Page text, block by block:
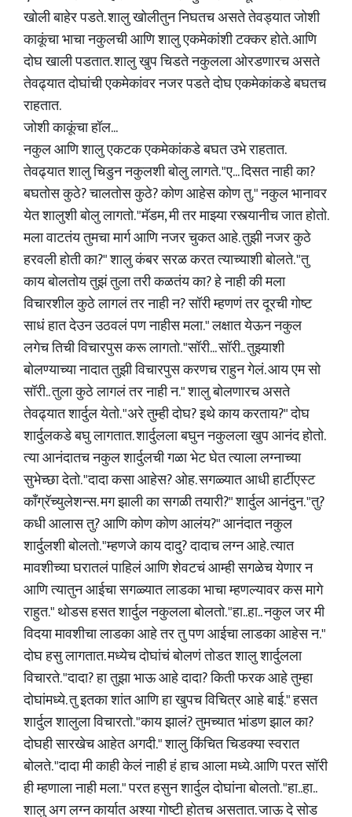
खोली बाहेर पडते. शालु खोलीतुन निघतच असते तेवड्यात जोशी
काकूंचा भाचा नकुलची आणि शालु एकमेकांशी टक्कर होते. आणि
दोघ खाली पडतात. शालु खुप चिडते नकुलला ओरडणारच असते
तेवढ्यात दोघांची एकमेकांवर नजर पडते दोघ एकमेकांकडे बघतच
राहतात.
जोशी काकूंचा हॉल...
नकुल आणि शालु एकटक एकमेकांकडे बघत उभे राहतात.
तेवढ्यात शालु चिडुन नकुलशी बोलु लागते. "ए... दिसत नाही का?
बघतोस कुठे? चालतोस कुठे? कोण आहेस कोण तु." नकुल भानावर
येत शालुशी बोलु लागतो. "मॅडम, मी तर माझ्या रस्त्यानीच जात होतो.
मला वाटतंय तुमचा मार्ग आणि नजर चुकत आहे. तुझी नजर कुठे
हरवली होती का?" शालु कंबर सरळ करत त्याच्याशी बोलते. "तु
काय बोलतोय तुझं तुला तरी कळतंय का? हे नाही की मला
विचारशील कुठे लागलं तर नाही न? सॉरी म्हणणं तर दूरची गोष्ट
साधं हात देउन उठवलं पण नाहीस मला." लक्षात येऊन नकुल
लगेच तिची विचारपुस करू लागतो. "सॉरी... सॉरी.. तुझ्याशी
बोलण्याच्या नादात तुझी विचारपुस करणच राहुन गेलं. आय एम सो
सॉरी.. तुला कुठे लागलं तर नाही न." शालु बोलणारच असते
तेवढ्यात शार्दुल येतो. "अरे तुम्ही दोघ? इथे काय करताय?" दोघ
शार्दुलकडे बघु लागतात. शार्दुलला बघुन नकुलला खुप आनंद होतो.
त्या आनंदातच नकुल शार्दुलची गळा भेट घेत त्याला लग्नाच्या
सुभेच्छा देतो. "दादा कसा आहेस? ओह. सगळ्यात आधी हार्टीएस्ट
काँग्रॅच्युलेशन्स. मग झाली का सगळी तयारी?" शार्दुल आनंदुन. "तु?
कधी आलास तु? आणि कोण कोण आलंय?" आनंदात नकुल
शार्दुलशी बोलतो. "म्हणजे काय दादु? दादाच लग्न आहे. त्यात
मावशीच्या घरातलं पाहिलं आणि शेवटचं आम्ही सगळेच येणार न
आणि त्यातुन आईचा सगळ्यात लाडका भाचा म्हणल्यावर कस मागे
राहुत." थोडस हसत शार्दुल नकुलला बोलतो. "हा..हा.. नकुल जर मी
विदया मावशीचा लाडका आहे तर तु पण आईचा लाडका आहेस न."
दोघ हसु लागतात. मध्येच दोघांचं बोलणं तोडत शालु शार्दुलला
विचारते. "दादा? हा तुझा भाऊ आहे दादा? किती फरक आहे तुम्हा
दोघांमध्ये. तु इतका शांत आणि हा खुपच विचित्र आहे बाई." हसत
शार्दुल शालुला विचारतो. "काय झालं? तुमच्यात भांडण झाल का?
दोघही सारखेच आहेत अगदी." शालु किंचित चिडक्या स्वरात
बोलते. "दादा मी काही केलं नाही हं हाच आला मध्ये. आणि परत सॉरी
ही म्हणाला नाही मला." परत हसुन शार्दुल दोघांना बोलतो. "हा..हा..
शालु अग लग्न कार्यात अश्या गोष्टी होतच असतात. जाऊ दे सोड